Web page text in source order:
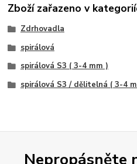
Zboží zařazeno v
Zdrhovadla
spirálová
spirálová S3 ( 3-4 mm )
spirálová S3 / dělitelná ( 3-4
Nepropásněte